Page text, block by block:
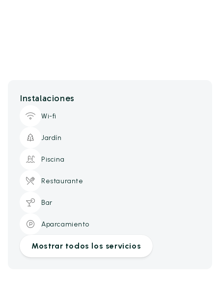
Instalaciones
Wi-fi
Jardín
Piscina
Restaurante
Bar
Aparcamiento
Mostrar todos los servicios